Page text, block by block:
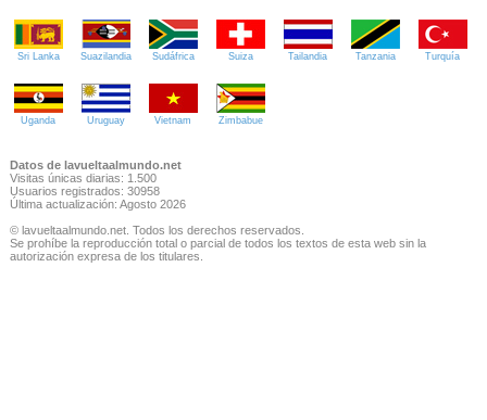
Sri Lanka Suazilandia Sudáfrica Suiza Tailandia Tanzania Turquía
Uganda Uruguay Vietnam Zimbabue
Datos de lavueltaalmundo.net
Visitas únicas diarias: 1.500
Usuarios registrados: 30958
Última actualización: Agosto 2026
© lavueltaalmundo.net. Todos los derechos reservados.
Se prohíbe la reproducción total o parcial de todos los textos de esta web sin la
autorización expresa de los titulares.